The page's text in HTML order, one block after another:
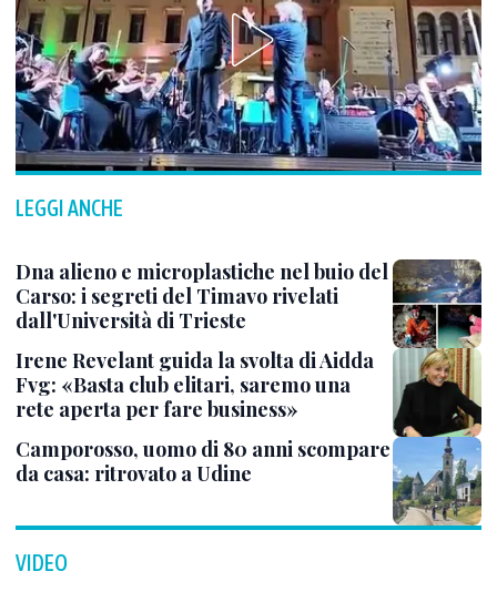
LEGGI ANCHE
Dna alieno e microplastiche nel buio del
Carso: i segreti del Timavo rivelati
dall'Università di Trieste
Irene Revelant guida la svolta di Aidda
Fvg: «Basta club elitari, saremo una
rete aperta per fare business»
Camporosso, uomo di 80 anni scompare
da casa: ritrovato a Udine
VIDEO